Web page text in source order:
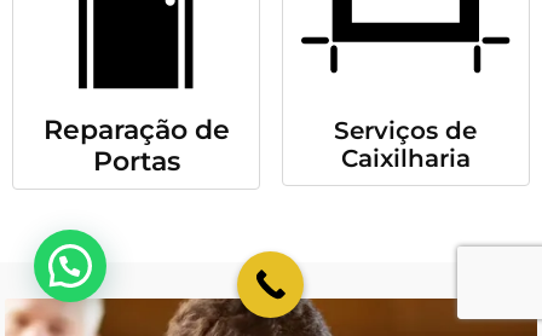
Reparação de
Portas
Serviços de
Caixilharia
💬 Como podemos ajudar?